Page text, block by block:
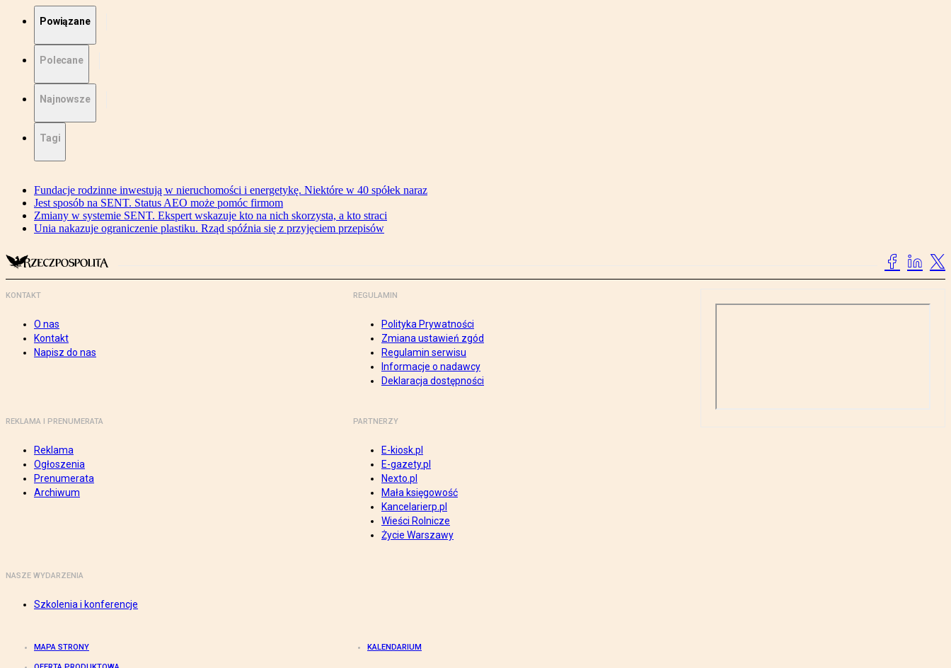
Powiązane
Polecane
Najnowsze
Tagi
Fundacje rodzinne inwestują w nieruchomości i energetykę. Niektóre w 40 spółek naraz
Jest sposób na SENT. Status AEO może pomóc firmom
Zmiany w systemie SENT. Ekspert wskazuje kto na nich skorzysta, a kto straci
Unia nakazuje ograniczenie plastiku. Rząd spóźnia się z przyjęciem przepisów
KONTAKT
O nas
Kontakt
Napisz do nas
REGULAMIN
Polityka Prywatności
Zmiana ustawień zgód
Regulamin serwisu
Informacje o nadawcy
Deklaracja dostępności
REKLAMA I PRENUMERATA
Reklama
Ogłoszenia
Prenumerata
Archiwum
PARTNERZY
E-kiosk.pl
E-gazety.pl
Nexto.pl
Mała księgowość
Kancelarierp.pl
Wieści Rolnicze
Życie Warszawy
NASZE WYDARZENIA
Szkolenia i konferencje
MAPA STRONY KALENDARIUM